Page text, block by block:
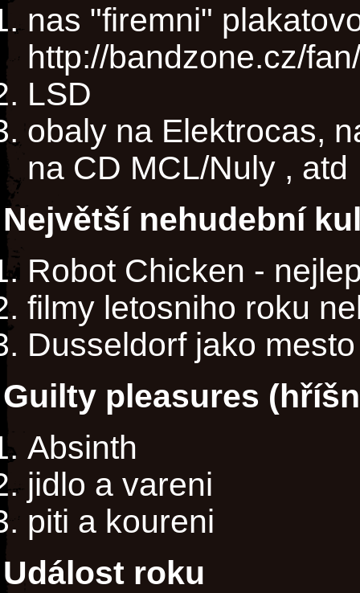
nas "firemni"
http://bandzone.cz/
LSD
obaly na Elektrocas,
na CD MCL/Nuly , atd
Největší nehudební
Robot Chicken -
filmy letosniho roku
Dusseldorf jako
Guilty pleasures
Absinth
jidlo a vareni
piti a koureni
Událost roku